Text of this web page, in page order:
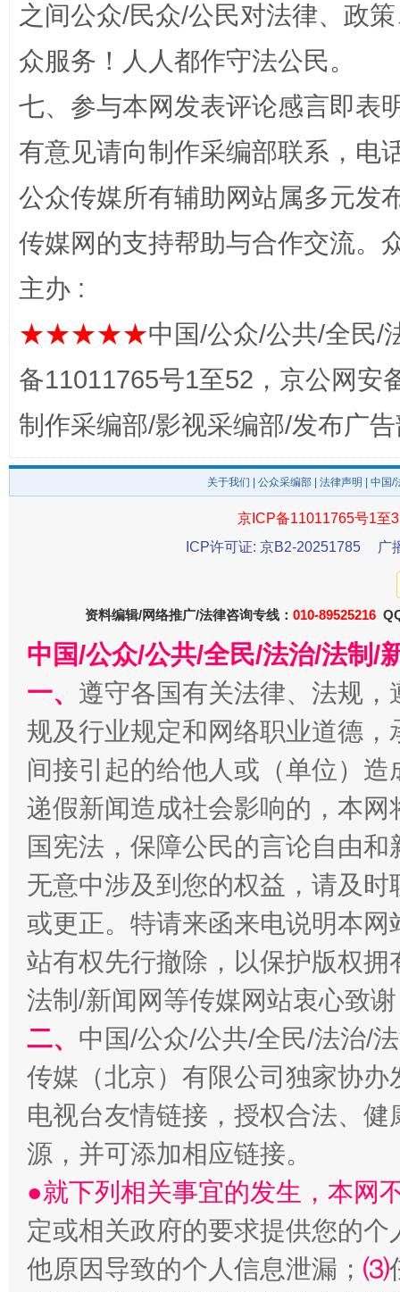
“蜀中异人”王建安的艺术幻境
揭开“小金库”的免责幌子
之间公众/民众/公民对法律、政
众服务！人人都作守法公民。
七、参与本网发表评论感言即表
有意见请向制作采编部联系，电
公众传媒所有辅助网站属多元发
传媒网的支持帮助与合作交流。
主办 :
★★★★★中国/公众/公共/全民/
备11011765号1至52，京公网安
制作采编部/影视采编部/发布广
关于我们 公众采编部 法律声明 | 中国
京ICP备11011765号1至
ICP许可证: 京B2-20251785
广
资料编辑/网络推广/法律咨询专线： 010-89525216
中国/公众/公共/全民/法治/法制/
一、 遵守各国有关法律、法规
规及行业规定和网络职业道德
间接引起的给他人或（单位）
递假新闻造成社会影响的，本
国宪法，保障公民的言论自由
无意中涉及到您的权益，请及
或更正。特请来函来电说明本
站有权先行撤除，以保护版权
法制/新闻网等传媒网站衷心致
二、 中国/公众/公共/全民/法治/
传媒（北京）有限公司独家协
电视台友情链接，授权合法、
源，并可添加相应链接。
●就下列相关事宜的发生，本网
定或相关政府的要求提供您的个
他原因导致的个人信息泄漏； ⑶